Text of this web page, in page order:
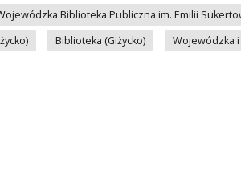
Biblioteka Publiczna im. Emilii
Biblioteka (Giżycko)
Wojewódzka